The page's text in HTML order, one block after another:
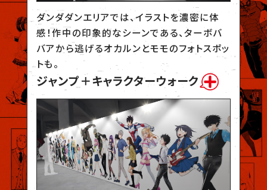
ダンダダンエリアでは、イラストを濃密に体
感！作中の印象的なシーンである、ターボバ
バアから逃げるオカルンとモモのフォトスポッ
トも。
ジャンプ＋キャラクターウォーク